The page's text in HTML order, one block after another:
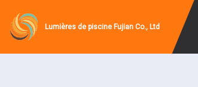
Lumières de piscine Fujian Co., Ltd